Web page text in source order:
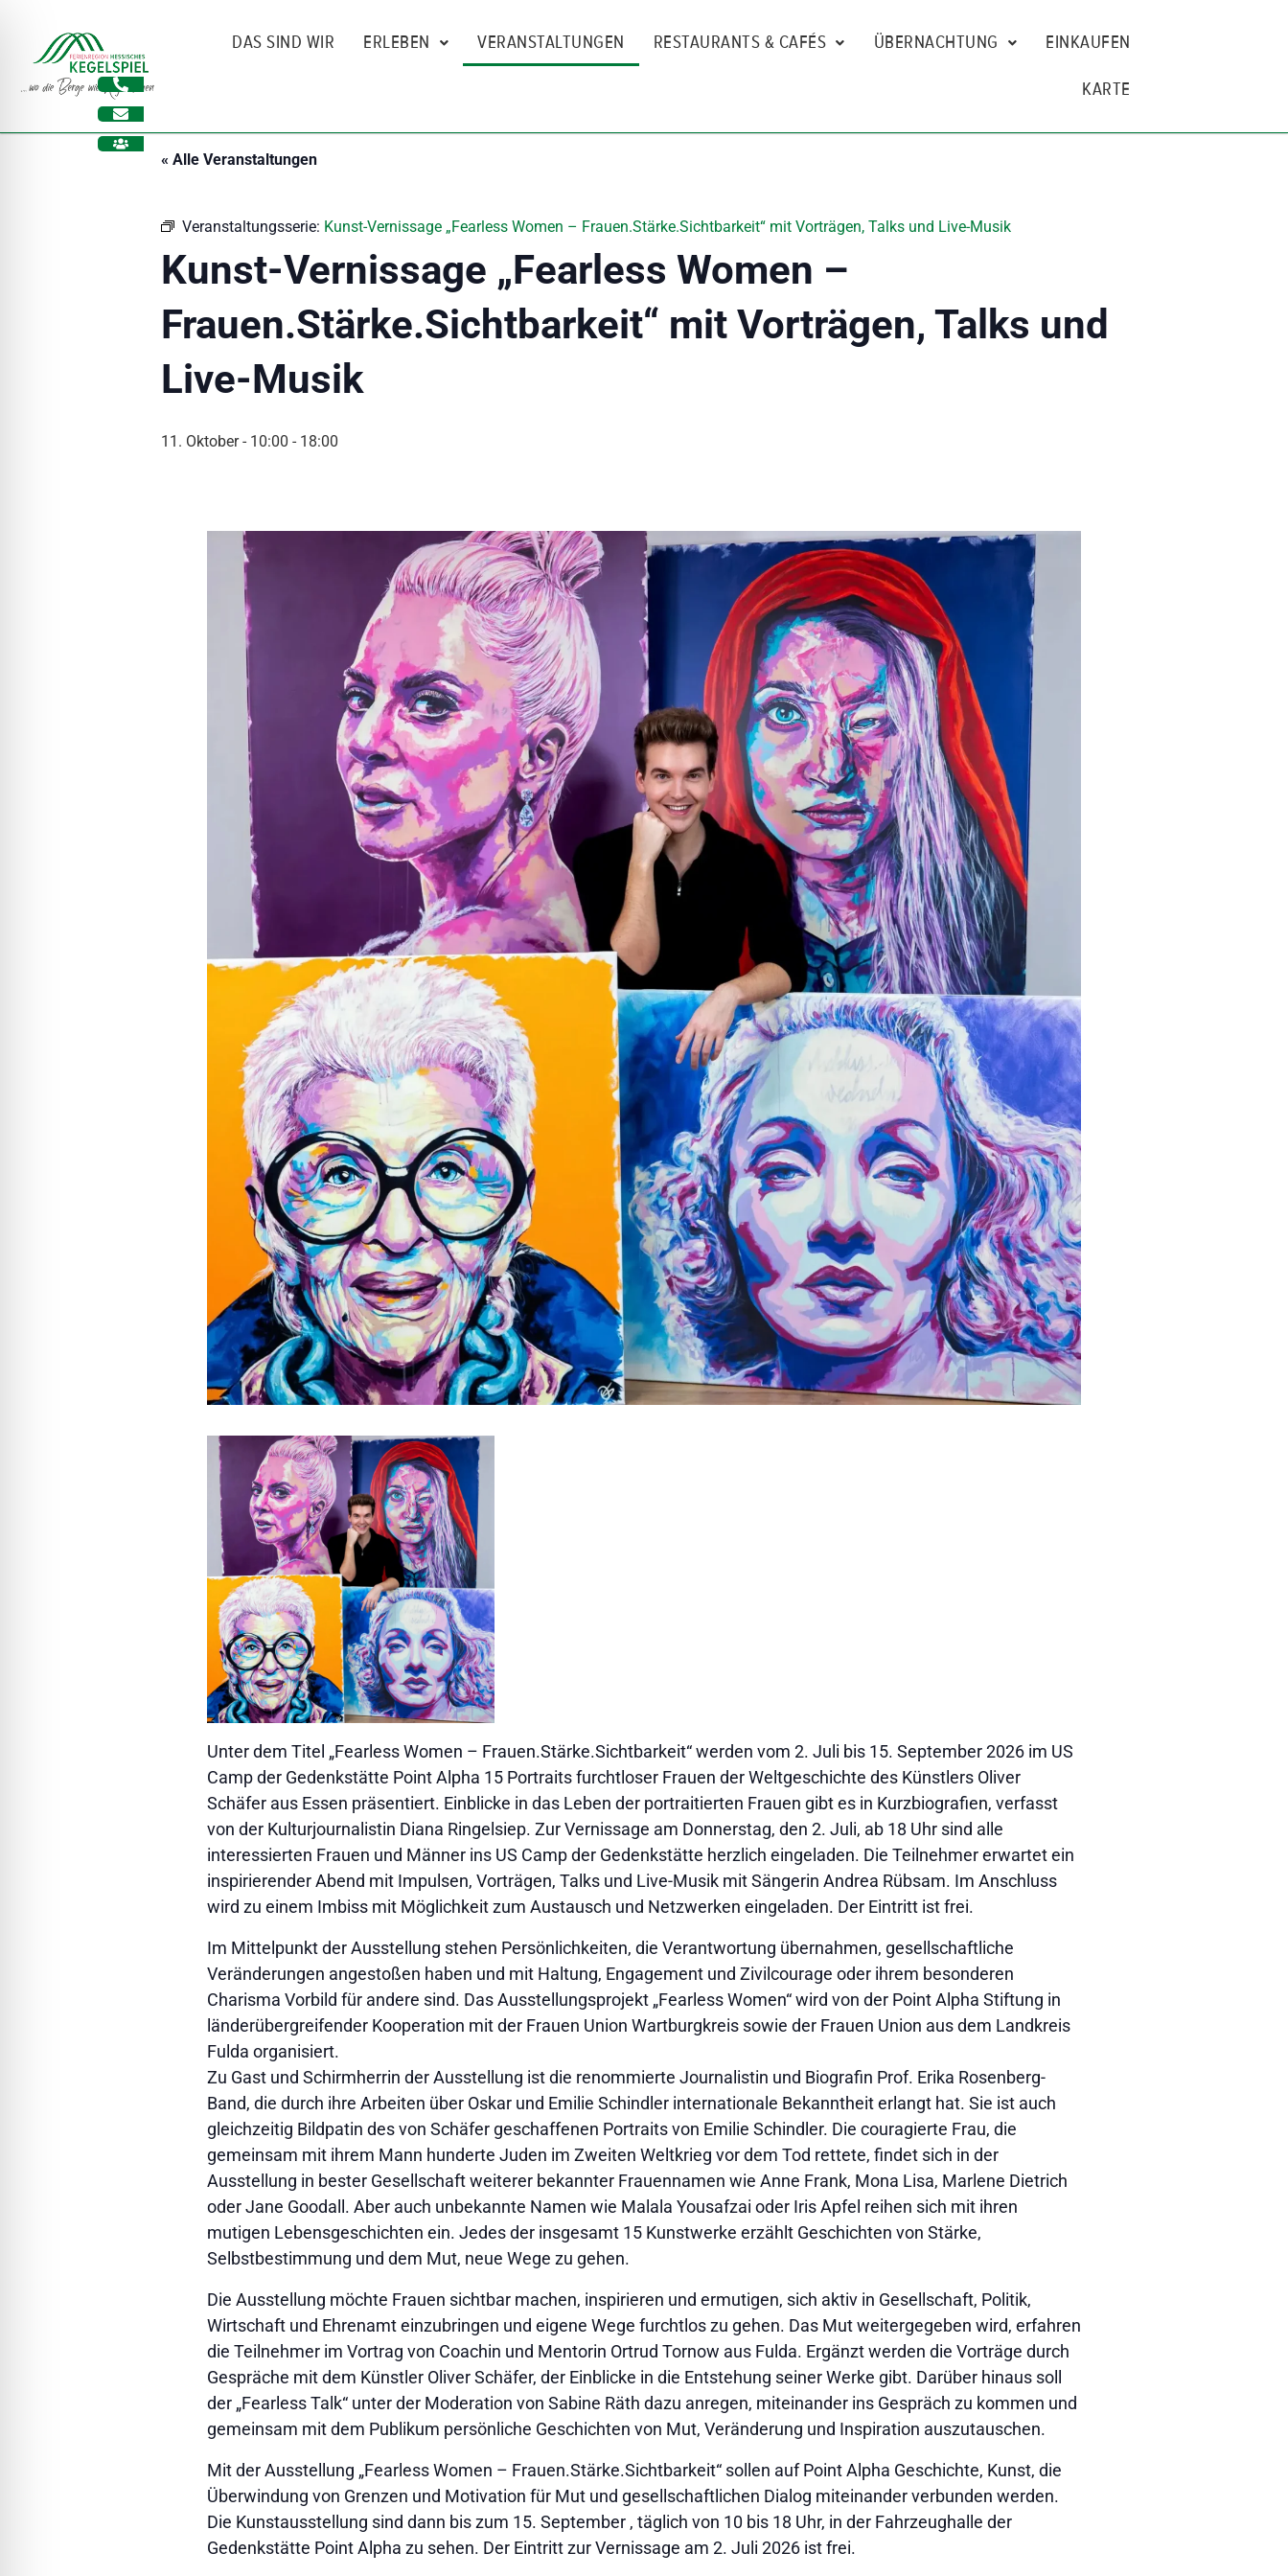
springen
DAS SIND WIR ERLEBEN VERANSTALTUNGEN RESTAURANTS & CAFÉS ÜBERNACHTUNG EINKAUFEN
KARTE
« Alle Veranstaltungen
Veranstaltungsserie: Kunst-Vernissage „Fearless Women – Frauen.Stärke.Sichtbarkeit“ mit Vorträgen, Talks und Live-Musik
Kunst-Vernissage „Fearless Women –
Frauen.Stärke.Sichtbarkeit“ mit Vorträgen, Talks und
Live-Musik
11. Oktober - 10:00 - 18:00
Unter dem Titel „Fearless Women – Frauen.Stärke.Sichtbarkeit“ werden vom 2. Juli bis 15. September 2026 im US
Camp der Gedenkstätte Point Alpha 15 Portraits furchtloser Frauen der Weltgeschichte des Künstlers Oliver
Schäfer aus Essen präsentiert. Einblicke in das Leben der portraitierten Frauen gibt es in Kurzbiografien, verfasst
von der Kulturjournalistin Diana Ringelsiep. Zur Vernissage am Donnerstag, den 2. Juli, ab 18 Uhr sind alle
interessierten Frauen und Männer ins US Camp der Gedenkstätte herzlich eingeladen. Die Teilnehmer erwartet ein
inspirierender Abend mit Impulsen, Vorträgen, Talks und Live-Musik mit Sängerin Andrea Rübsam. Im Anschluss
wird zu einem Imbiss mit Möglichkeit zum Austausch und Netzwerken eingeladen. Der Eintritt ist frei.
Im Mittelpunkt der Ausstellung stehen Persönlichkeiten, die Verantwortung übernahmen, gesellschaftliche
Veränderungen angestoßen haben und mit Haltung, Engagement und Zivilcourage oder ihrem besonderen
Charisma Vorbild für andere sind. Das Ausstellungsprojekt „Fearless Women“ wird von der Point Alpha Stiftung in
länderübergreifender Kooperation mit der Frauen Union Wartburgkreis sowie der Frauen Union aus dem Landkreis
Fulda organisiert.
Zu Gast und Schirmherrin der Ausstellung ist die renommierte Journalistin und Biografin Prof. Erika Rosenberg-
Band, die durch ihre Arbeiten über Oskar und Emilie Schindler internationale Bekanntheit erlangt hat. Sie ist auch
gleichzeitig Bildpatin des von Schäfer geschaffenen Portraits von Emilie Schindler. Die couragierte Frau, die
gemeinsam mit ihrem Mann hunderte Juden im Zweiten Weltkrieg vor dem Tod rettete, findet sich in der
Ausstellung in bester Gesellschaft weiterer bekannter Frauennamen wie Anne Frank, Mona Lisa, Marlene Dietrich
oder Jane Goodall. Aber auch unbekannte Namen wie Malala Yousafzai oder Iris Apfel reihen sich mit ihren
mutigen Lebensgeschichten ein. Jedes der insgesamt 15 Kunstwerke erzählt Geschichten von Stärke,
Selbstbestimmung und dem Mut, neue Wege zu gehen.
Die Ausstellung möchte Frauen sichtbar machen, inspirieren und ermutigen, sich aktiv in Gesellschaft, Politik,
Wirtschaft und Ehrenamt einzubringen und eigene Wege furchtlos zu gehen. Das Mut weitergegeben wird, erfahren
die Teilnehmer im Vortrag von Coachin und Mentorin Ortrud Tornow aus Fulda. Ergänzt werden die Vorträge durch
Gespräche mit dem Künstler Oliver Schäfer, der Einblicke in die Entstehung seiner Werke gibt. Darüber hinaus soll
der „Fearless Talk“ unter der Moderation von Sabine Räth dazu anregen, miteinander ins Gespräch zu kommen und
gemeinsam mit dem Publikum persönliche Geschichten von Mut, Veränderung und Inspiration auszutauschen.
Mit der Ausstellung „Fearless Women – Frauen.Stärke.Sichtbarkeit“ sollen auf Point Alpha Geschichte, Kunst, die
Überwindung von Grenzen und Motivation für Mut und gesellschaftlichen Dialog miteinander verbunden werden.
Die Kunstausstellung sind dann bis zum 15. September , täglich von 10 bis 18 Uhr, in der Fahrzeughalle der
Gedenkstätte Point Alpha zu sehen. Der Eintritt zur Vernissage am 2. Juli 2026 ist frei.